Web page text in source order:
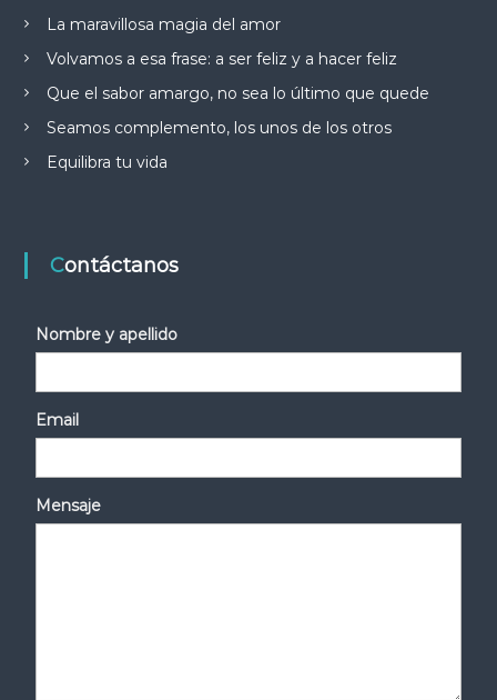
La maravillosa magia del amor
Volvamos a esa frase: a ser feliz y a hacer feliz
Que el sabor amargo, no sea lo último que quede
Seamos complemento, los unos de los otros
Equilibra tu vida
Contáctanos
Nombre y apellido
Email
Mensaje